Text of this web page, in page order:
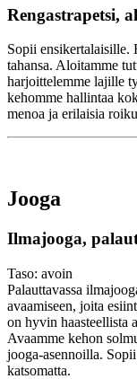
Rengastrapetsi,
Sopii ensikertalaisille.
tahansa. Aloitamme
harjoittelemme lajille
kehomme hallintaa
menoa ja erilaisia
Jooga
Ilmajooga,
Taso: avoin
Palauttavassa
avaamiseen, joita
on hyvin haasteellista
Avaamme kehon
jooga-asennoilla.
katsomatta.